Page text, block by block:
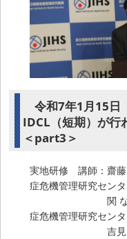
令和7年1月15日
IDCL（短期）が行
＜part3＞
実地研修 講師：齋藤
症危機管理研究センタ
関 なおみ先生
症危機管理研究セン
吉見 逸郎先生